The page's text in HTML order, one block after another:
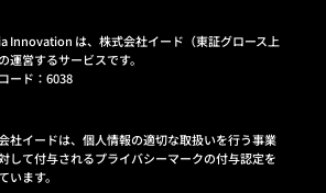
Innovation は、株式会社イード（東証グロース上
運営するサービスです。
ード：6038
社イードは、個人情報の適切な取扱いを行う事業
して付与されるプライバシーマークの付与認定を
います。